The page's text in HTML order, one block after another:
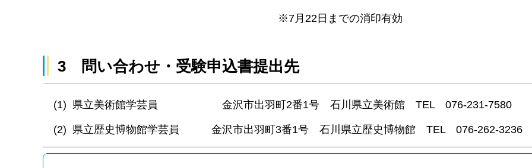
※7月22日までの消印有効
3 問い合わせ・受験申込書提出先
(1) 県立美術館学芸員 金沢市出羽町2番1号 石川県立美術館 TEL 076-231-7580
(2) 県立歴史博物館学芸員 金沢市出羽町3番1号 石川県立歴史博物館 TEL 076-262-3236